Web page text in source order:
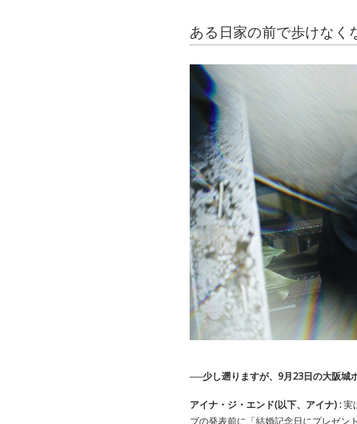
ある日家の前で歩けなく
──少し遡りますが、9月23日の大阪城
アイナ・ジ・エンド(以下、アイナ) :実
ブの発表前に「結婚記念日にプレゼン